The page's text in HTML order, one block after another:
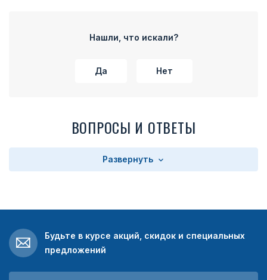
Нашли, что искали?
Да Нет
ВОПРОСЫ И ОТВЕТЫ
Развернуть
Будьте в курсе акций, скидок и специальных
предложений